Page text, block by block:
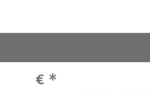
€ *